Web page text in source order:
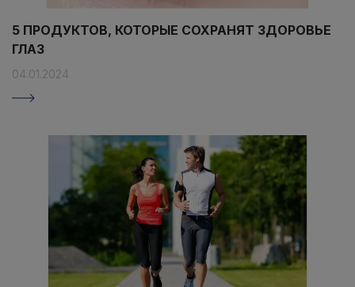
5 ПРОДУКТОВ, КОТОРЫЕ СОХРАНЯТ ЗДОРОВЬЕ
ГЛАЗ
04.01.2024